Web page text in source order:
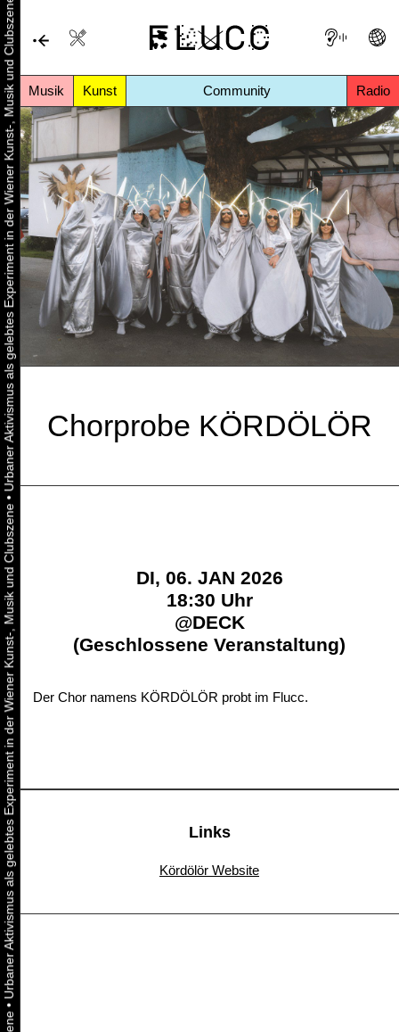
Musik Kunst Community Radio
•
Urbaner Aktivismus als gelebtes Experiment in der Wiener Kunst-, Musik und Clubszene
•
Urbaner Aktivismus als gelebtes Experiment in der Wiener Kunst-, Musik und Clubszene Chorprobe KÖRDÖLÖR
DI, 06. JAN 2026
18:30 Uhr
@DECK
(Geschlossene Veranstaltung)
Der Chor namens KÖRDÖLÖR probt im Flucc.
Links
Kördölör Website